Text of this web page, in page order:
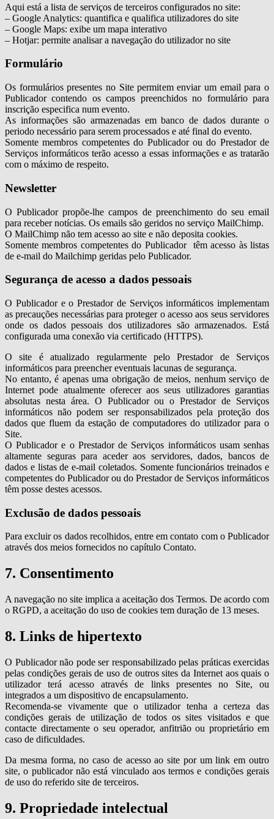
Aqui está a lista de serviços de terceiros configurados no site:
– Google Analytics: quantifica e qualifica utilizadores do site
– Google Maps: exibe um mapa interativo
– Hotjar: permite analisar a navegação do utilizador no site
Formulário
Os formulários presentes no Site permitem enviar um email para o
Publicador contendo os campos preenchidos no formulário para
inscrição especifica num evento.
As informações são armazenadas em banco de dados durante o
periodo necessário para serem processados e até final do evento.
Somente membros competentes do Publicador ou do Prestador de
Serviços informáticos terão acesso a essas informações e as tratarão
com o máximo de respeito.
Newsletter
O Publicador propõe-lhe campos de preenchimento do seu email
para receber notícias. Os emails são geridos no serviço MailChimp.
O MailChimp não tem acesso ao site e não deposita cookies.
Somente membros competentes do Publicador têm acesso às listas
de e-mail do Mailchimp geridas pelo Publicador.
Segurança de acesso a dados pessoais
O Publicador e o Prestador de Serviços informáticos implementam
as precauções necessárias para proteger o acesso aos seus servidores
onde os dados pessoais dos utilizadores são armazenados. Está
configurada uma conexão via certificado (HTTPS).
O site é atualizado regularmente pelo Prestador de Serviços
informáticos para preencher eventuais lacunas de segurança.
No entanto, é apenas uma obrigação de meios, nenhum serviço de
Internet pode atualmente oferecer aos seus utilizadores garantias
absolutas nesta área. O Publicador ou o Prestador de Serviços
informáticos não podem ser responsabilizados pela proteção dos
dados que fluem da estação de computadores do utilizador para o
Site.
O Publicador e o Prestador de Serviços informáticos usam senhas
altamente seguras para aceder aos servidores, dados, bancos de
dados e listas de e-mail coletados. Somente funcionários treinados e
competentes do Publicador ou do Prestador de Serviços informáticos
têm posse destes acessos.
Exclusão de dados pessoais
Para excluir os dados recolhidos, entre em contato com o Publicador
através dos meios fornecidos no capítulo Contato.
7. Consentimento
A navegação no site implica a aceitação dos Termos. De acordo com
o RGPD, a aceitação do uso de cookies tem duração de 13 meses.
8. Links de hipertexto
O Publicador não pode ser responsabilizado pelas práticas exercidas
pelas condições gerais de uso de outros sites da Internet aos quais o
utilizador terá acesso através de links presentes no Site, ou
integrados a um dispositivo de encapsulamento.
Recomenda-se vivamente que o utilizador tenha a certeza das
condições gerais de utilização de todos os sites visitados e que
contacte directamente o seu operador, anfitrião ou proprietário em
caso de dificuldades.
Da mesma forma, no caso de acesso ao site por um link em outro
site, o publicador não está vinculado aos termos e condições gerais
de uso do referido site de terceiros.
9. Propriedade intelectual